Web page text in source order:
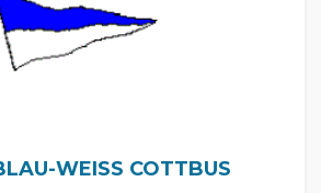
WEISS COTTBUS